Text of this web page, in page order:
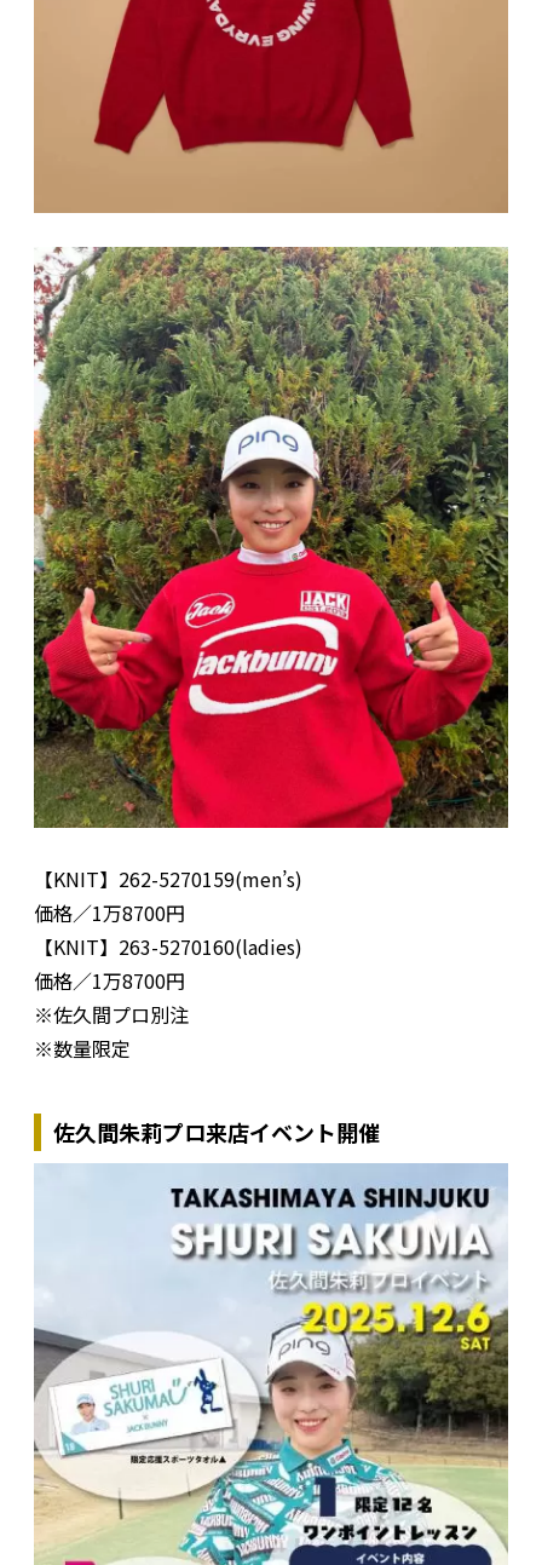
【KNIT】262-5270159(men’s)
価格／1万8700円
【KNIT】263-5270160(ladies)
価格／1万8700円
※佐久間プロ別注
※数量限定
佐久間朱莉プロ来店イベント開催